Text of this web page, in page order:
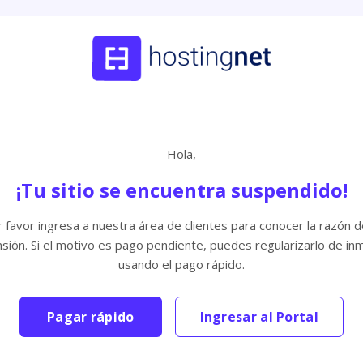
Hola,
¡Tu sitio se encuentra suspendido!
favor ingresa a nuestra área de clientes para conocer la razón
Si el motivo es pago pendiente, puedes regularizarlo de
usando el pago rápido.
Pagar rápido Ingresar al Portal